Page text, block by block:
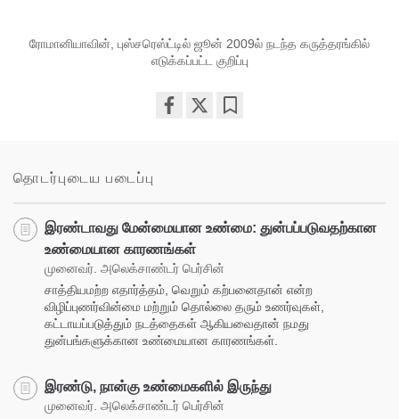
ரோமானியாவின், புஸ்சரெஸ்ட்டில் ஜூன் 2009ல் நடந்த கருத்தரங்கில்
எடுக்கப்பட்ட குறிப்பு
தொடர்புடைய படைப்பு
இரண்டாவது மேன்மையான உண்மை: துன்பப்படுவதற்கான
உண்மையான காரணங்கள்
முனைவர். அலெக்சாண்டர் பெர்சின்
சாத்தியமற்ற எதார்த்தம், வெறும் கற்பனைதான் என்ற
விழிப்புணர்வின்மை மற்றும் தொல்லை தரும் உணர்வுகள்,
கட்டாயப்படுத்தும் நடத்தைகள் ஆகியவைதான் நமது
துன்பங்களுக்கான உண்மையான காரணங்கள்.
இரண்டு, நான்கு உண்மைகளில் இருந்து
முனைவர். அலெக்சாண்டர் பெர்சின்